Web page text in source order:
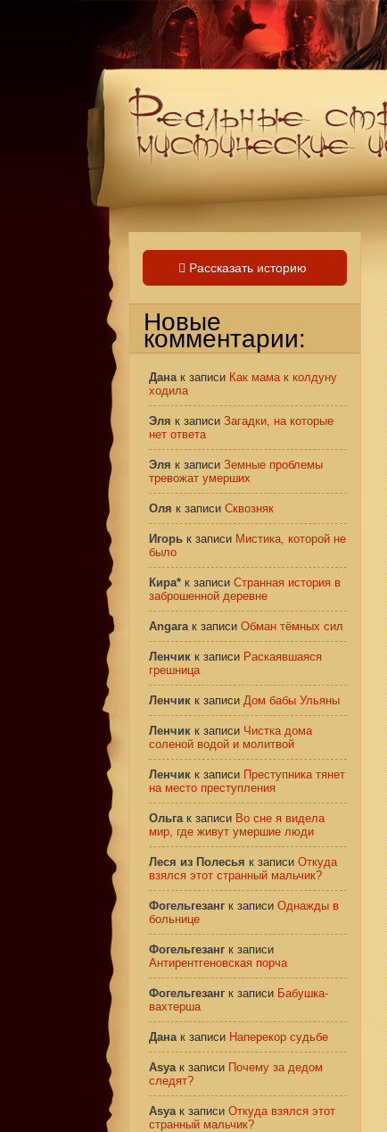
Рассказать историю
Новые
комментарии:
Данак записи Как мама к колдуну
ходила
Эля к записи Загадки, на которые
нет ответа
Эля к записи Земные проблемы
тревожат умерших
Оля к записи Сквозняк
Игорь к записи Мистика, которой не
было
Кира* к записи Странная история в
заброшенной деревне
Angaraк записи Обман тёмных сил
Ленчик к записи Раскаявшаяся
грешница
Ленчик к записи Дом бабы Ульяны
Ленчик к записи Чистка дома
соленой водой и молитвой
Ленчик к записи Преступника тянет
на место преступления
Ольгак записи Во сне я видела
мир, где живут умершие люди
Леся из Полесья к записи Откуда
взялся этот странный мальчик?
Фогельгезанг к записи Однажды в
больнице
Фогельгезанг к записи
Антирентгеновская порча
Фогельгезанг к записи Бабушка-
вахтерша
Данак записи Наперекор судьбе
Asyaк записи Почему за дедом
следят?
Asyaк записи Откуда взялся этот
странный мальчик?